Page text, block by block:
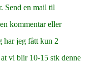
Send en mail til
kommentar eller
har jeg fått kun 2
vi blir 10-15 stk denne